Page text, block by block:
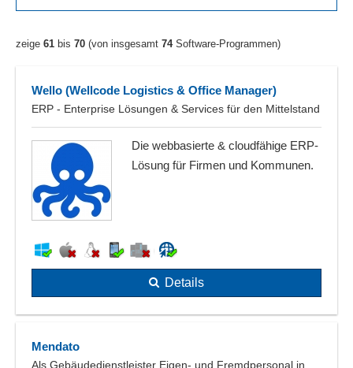
zeige 61 bis 70 (von insgesamt 74Software-Programmen)
Wello (Wellcode Logistics & Office Manager)
ERP - Enterprise Lösungen & Services für den Mittelstand
Die webbasierte & cloudfähige ERP-
Lösung für Firmen und Kommunen.
Details
Mendato
Als Gebäudedienstleister Eigen- und Fremdpersonal in